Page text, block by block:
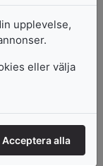
upplevelse,
eller välja
Acceptera alla